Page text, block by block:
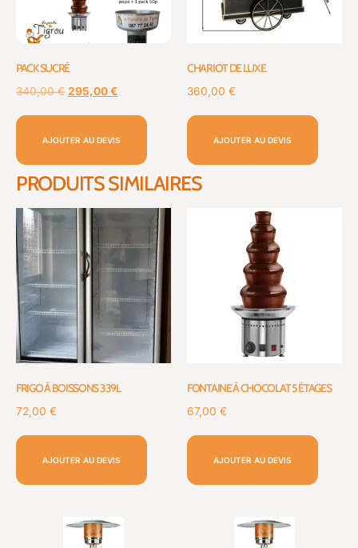
PACK SUCRÉ
340,00€ 295,00€
AJOUTER AU DEVIS
CHARIOT DE LUXE
360,00 €
AJOUTER AU DEVIS
PRODUITS SIMILAIRES
FRIGO À BOISSONS 339L
72,00 €
AJOUTER AU DEVIS
FONTAINE À CHOCOLAT 5 ÉTAGES
67,00 €
AJOUTER AU DEVIS